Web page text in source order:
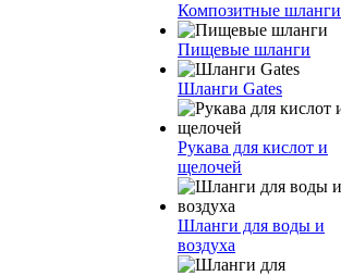
Композитные шланги
Пищевые шланги
Шланги Gates
Рукава для кислот и
щелочей
Шланги для воды и
воздуха